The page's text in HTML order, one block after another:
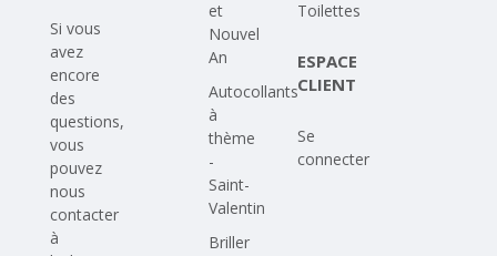
Si vous
avez
encore
des
questions,
vous
pouvez
nous
contacter
à
et
Nouvel
An
Autocollants
à
thème
-
Saint-
Valentin
Briller
Toilettes
ESPACE
CLIENT
Se
connecter